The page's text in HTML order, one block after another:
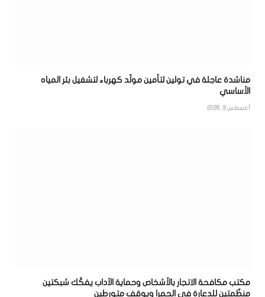
مناشدة عاجلة في تولين لتأمين مولّد كهرباء لتشغيل بئر المياه
الأساسي
أغسطس 9, 2026
مكتب مكافحة الاتجار بالأشخاص وحماية الآداب يفكّك شبكتين
منظّمتين للدعارة في الحمرا ويوقف متورطين